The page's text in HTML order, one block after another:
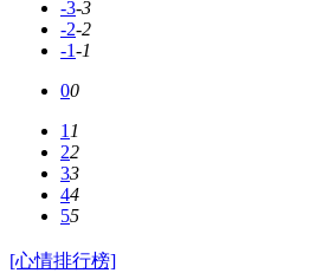
-3-3
-2-2
-1-1
00
11
22
33
44
55
[心情排行榜]